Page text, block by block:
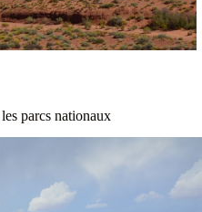
parcs nationaux